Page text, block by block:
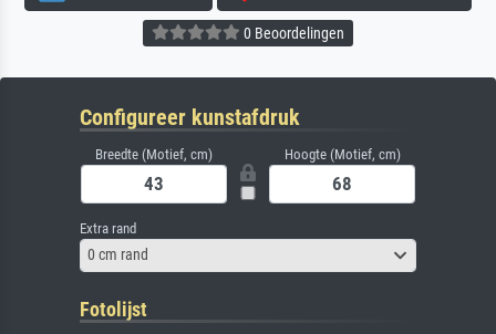
0 Beoordelingen
Configureer kunstafdruk
Breedte (Motief, cm) Hoogte (Motief, cm)
Extra rand
0 cm rand
Fotolijst